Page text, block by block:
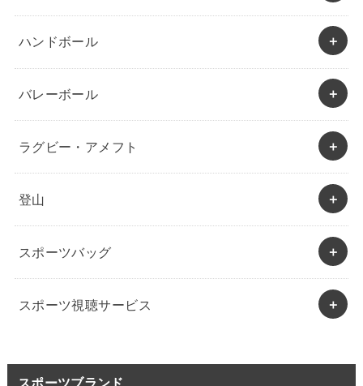
ハンドボール
バレーボール
ラグビー・アメフト
登山
スポーツバッグ
スポーツ視聴サービス
スポーツブランド